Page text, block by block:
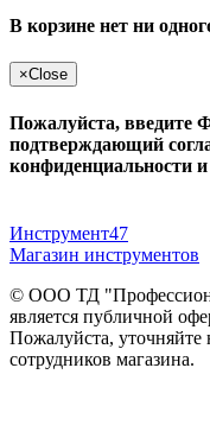
В корзине нет ни
×Close
Пожалуйста, введите
подтверждающий
конфиденциальности
Инструмент47
Магазин инструментов
© ООО ТД
является публичной
Пожалуйста, уточняйте
сотрудников магазина.